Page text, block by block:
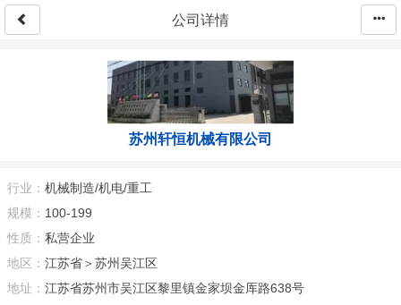
公司详情
苏州轩恒机械有限公司
行业： 机械制造/机电/重工
规模： 100-199
性质： 私营企业
地区： 江苏省＞苏州吴江区
地址： 江苏省苏州市吴江区黎里镇金家坝金厍路638号